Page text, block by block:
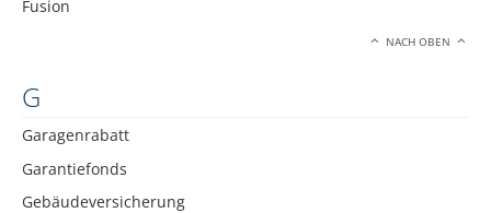
Fusion
NACH OBEN
G
Garagenrabatt
Garantiefonds
Gebäudeversicherung